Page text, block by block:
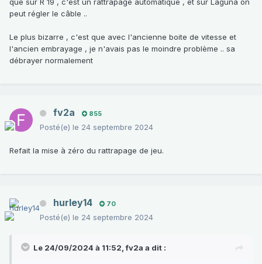
peut régler le câble ..
Le plus bizarre , c'est que avec l'ancienne boite de vitesse et
l'ancien embrayage , je n'avais pas le moindre problème .. sa
débrayer normalement
fv2a 855
Posté(e) le 24 septembre 2024
Refait la mise à zéro du rattrapage de jeu.
hurley14 70
Posté(e) le 24 septembre 2024
Le 24/09/2024 à 11:52,fv2a a dit :